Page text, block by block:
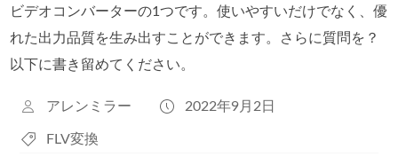
ビデオコンバーターの1つです。使いやすいだけでなく、優
れた出力品質を生み出すことができます。さらに質問を？
以下に書き留めてください。
アレンミラー 2022年9月2日
FLV変換